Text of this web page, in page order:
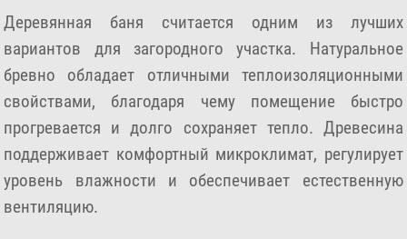
Деревянная баня считается одним из лучших
вариантов для загородного участка. Натуральное
бревно обладает отличными теплоизоляционными
свойствами, благодаря чему помещение быстро
прогревается и долго сохраняет тепло. Древесина
поддерживает комфортный микроклимат, регулирует
уровень влажности и обеспечивает естественную
вентиляцию.